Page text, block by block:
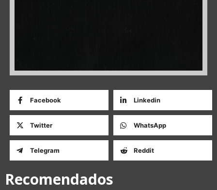
Facebook Linkedin
Twitter WhatsApp
Telegram Reddit
Recomendados